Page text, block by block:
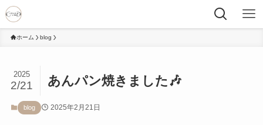
ホーム blog
あんパン焼きました🎶
2025
2/21
blog 2025年2月21日